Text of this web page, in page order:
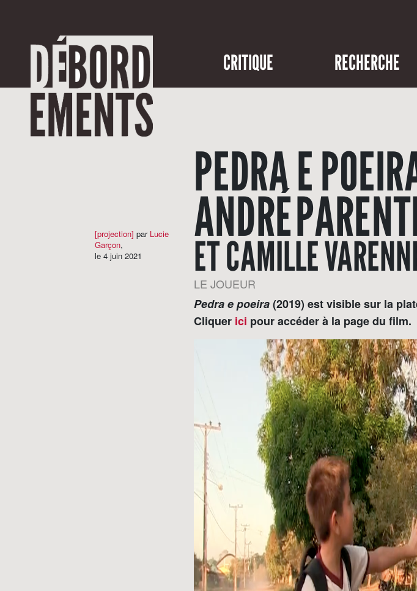
CRITIQUE RECHERCHE
PEDRA E
ANDRÉ
ET CAMILLE
LE JOUEUR
[projection] par Lucie
Garçon,
le 4 juin 2021
Pedra e poeira(2019) est visible sur la
Cliquer ici pour accéder à la page du film.